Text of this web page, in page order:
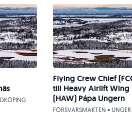
Flying Crew Chief
till Heavy Airlift Wing
(HAW) Pápa Ungern
FÖRSVARSMAKTEN •